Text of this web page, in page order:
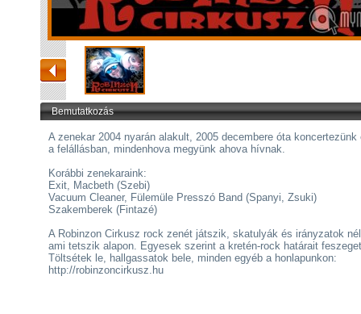
Bemutatkozás
A zenekar 2004 nyarán alakult, 2005 decembere óta koncertezünk
a felállásban, mindenhova megyünk ahova hívnak.
Korábbi zenekaraink:
Exit, Macbeth (Szebi)
Vacuum Cleaner, Fülemüle Presszó Band (Spanyi, Zsuki)
Szakemberek (Fintazé)
A Robinzon Cirkusz rock zenét játszik, skatulyák és irányzatok
ami tetszik alapon. Egyesek szerint a kretén-rock határait
Töltsétek le, hallgassatok bele, minden egyéb a honlapunkon:
http://robinzoncirkusz.hu